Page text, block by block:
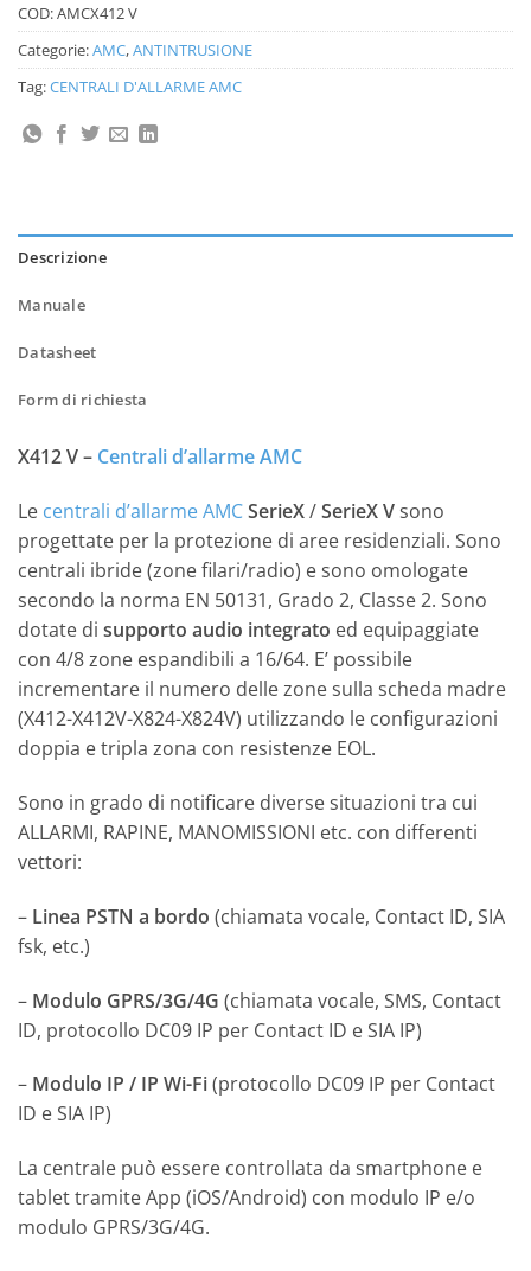
COD:AMCX412 V
Categorie:AMC,ANTINTRUSIONE
Tag:CENTRALI D'ALLARME AMC
Descrizione
Manuale
Datasheet
Form di richiesta
X412 V – Centrali d’allarme AMC
Le centrali d’allarme AMCSerieX/SerieX Vsono
progettate per la protezione di aree residenziali. Sono
centrali ibride (zone filari/radio) e sono omologate
secondo la norma EN 50131, Grado 2, Classe 2. Sono
dotate di supporto audio integrato ed equipaggiate
con 4/8 zone espandibili a 16/64. E’ possibile
incrementare il numero delle zone sulla scheda madre
(X412-X412V-X824-X824V) utilizzando le configurazioni
doppia e tripla zona con resistenze EOL.
Sono in grado di notificare diverse situazioni tra cui
ALLARMI, RAPINE, MANOMISSIONI etc. con differenti
vettori:
– Linea PSTN a bordo (chiamata vocale, Contact ID, SIA
fsk, etc.)
– Modulo GPRS/3G/4G (chiamata vocale, SMS, Contact
ID, protocollo DC09 IP per Contact ID e SIA IP)
– Modulo IP / IP Wi-Fi(protocollo DC09 IP per Contact
ID e SIA IP)
La centrale può essere controllata da smartphone e
tablet tramite App (iOS/Android) con modulo IP e/o
modulo GPRS/3G/4G.